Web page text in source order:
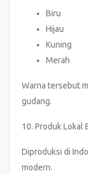
Biru
Hijau
Kuning
Merah
Warna tersebut
gudang.
10. Produk Lokal
Diproduksi di
modern.